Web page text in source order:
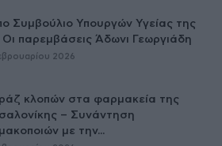
Συμβούλιο Υπουργών Υγείας της
Οι παρεμβάσεις Άδωνι Γεωργιάδη
2026
κλοπών στα φαρμακεία της
– Συνάντηση
με την...